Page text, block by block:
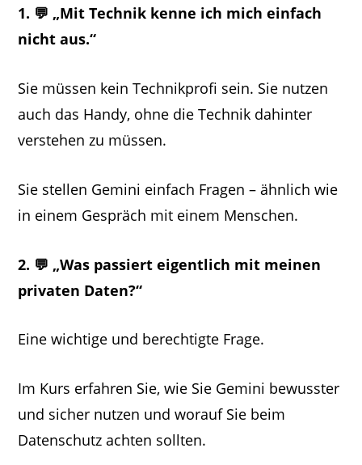
1. 💬 „Mit Technik kenne ich mich einfach
nicht aus.“
Sie müssen kein Technikprofi sein. Sie nutzen
auch das Handy, ohne die Technik dahinter
verstehen zu müssen.
Sie stellen Gemini einfach Fragen – ähnlich wie
in einem Gespräch mit einem Menschen.
2. 💬 „Was passiert eigentlich mit meinen
privaten Daten?“
Eine wichtige und berechtigte Frage.
Im Kurs erfahren Sie, wie Sie Gemini bewusster
und sicher nutzen und worauf Sie beim
Datenschutz achten sollten.